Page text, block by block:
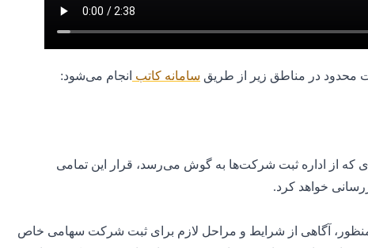
سامانه کاتب انجام می‌شود:
که از اداره ثبت شرکت‌ها به گوش می‌رسد، قرار این تمامی
خواهد کرد.
آگاهی از شرایط و مراحل لازم برای ثبت شرکت سهامی خاص